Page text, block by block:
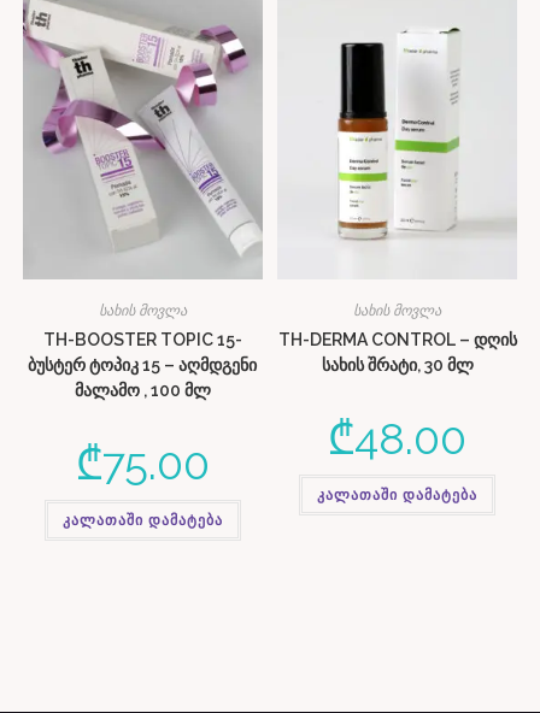
სახის მოვლა
TH-BOOSTER TOPIC 15-
ბუსტერ ტოპიკ 15 – აღმდგენი
მალამო , 100 მლ
₾75.00
კალათაში დამატება
სახის მოვლა
TH-DERMA CONTROL – დღის
სახის შრატი, 30 მლ
₾48.00
კალათაში დამატება